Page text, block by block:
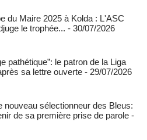
du Maire 2025 à Kolda : L'ASC
le trophée... - 30/07/2026
pathétique”: le patron de la Liga
sa lettre ouverte - 29/07/2026
nouveau sélectionneur des Bleus:
de sa première prise de parole -